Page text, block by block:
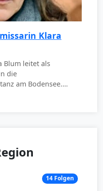
Klara
Blum leitet als
die
am Bodensee.…
14 Folgen